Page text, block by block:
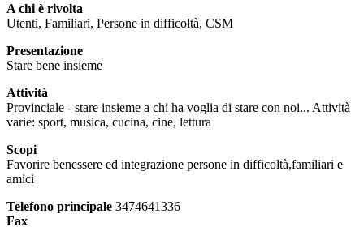
A chi è rivolta
Utenti, Familiari, Persone in difficoltà, CSM
Presentazione
Stare bene insieme
Attività
Provinciale - stare insieme a chi ha voglia di stare con noi... Attività
varie: sport, musica, cucina, cine, lettura
Scopi
Favorire benessere ed integrazione persone in difficoltà,familiari e
amici
Telefono principale 3474641336
Fax